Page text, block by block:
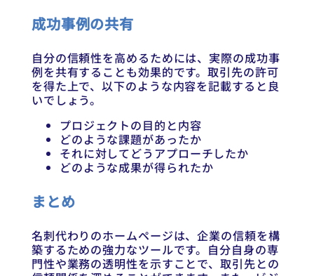
成功事例の共有
自分の信頼性を高めるためには、実際の成功事
例を共有することも効果的です。取引先の許可
を得た上で、以下のような内容を記載すると良
いでしょう。
プロジェクトの目的と内容
どのような課題があったか
それに対してどうアプローチしたか
どのような成果が得られたか
まとめ
名刺代わりのホームページは、企業の信頼を構
築するための強力なツールです。自分自身の専
門性や業務の透明性を示すことで、取引先との